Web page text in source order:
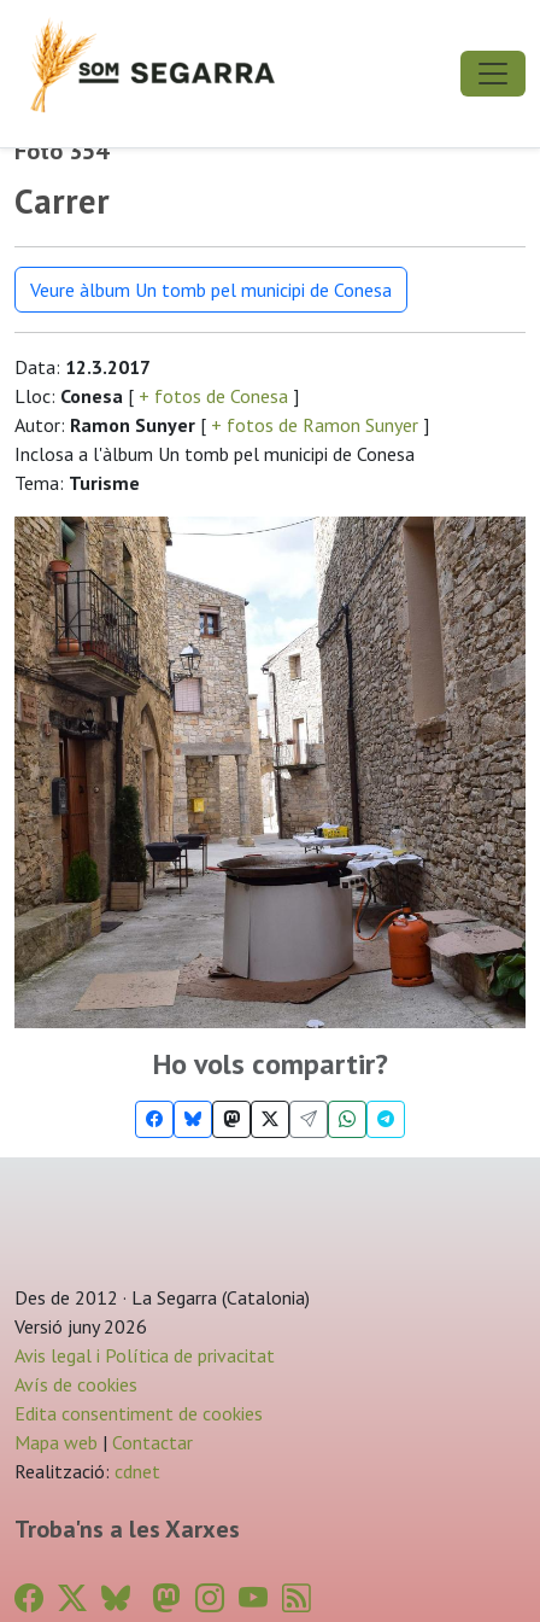
Foto 354
Carrer
Veure àlbum Un tomb pel municipi de Conesa
Data: 12.3.2017
Lloc: Conesa [ + fotos de Conesa ]
Autor: Ramon Sunyer [ + fotos de Ramon Sunyer ]
Inclosa a l'àlbum Un tomb pel municipi de Conesa
Tema: Turisme
Ho vols compartir?
Des de 2012 · La Segarra (Catalonia)
Versió juny 2026
Avis legal i Política de privacitat
Avís de cookies
Edita consentiment de cookies
Mapa web | Contactar
Realització: cdnet
Troba'ns a les Xarxes